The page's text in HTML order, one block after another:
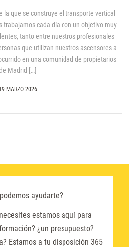
la que se construye el transporte vertical
trabajamos cada día con un objetivo muy
tanto entre nuestros profesionales
que utilizan nuestros ascensores a
en una comunidad de propietarios
de Madrid […]
19 MARZO 2026
ayudarte?
estamos aquí para
¿un presupuesto?
Estamos a tu disposición 365